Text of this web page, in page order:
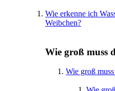
Wie erkenne ich
Weibchen?
Wie groß muss
Wie groß